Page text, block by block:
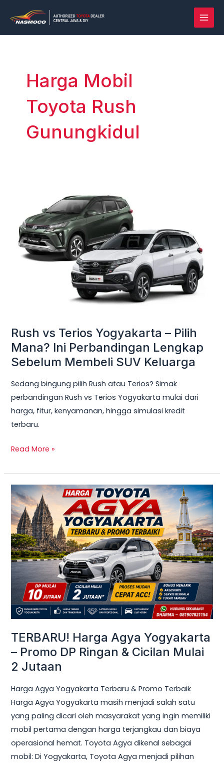
konten
Harga Mobil
Toyota Rush
Gunungkidul
Rush vs Terios Yogyakarta – Pilih
Mana? Ini Perbandingan Lengkap
Sebelum Membeli SUV Keluarga
Sedang bingung pilih Rush atau Terios? Simak
perbandingan Rush vs Terios Yogyakarta mulai dari
harga, fitur, kenyamanan, hingga simulasi kredit
terbaru.
Yogyakarta
Pilih
Membeli
SUV
Keluarga
Read More »
TERBARU! Harga Agya Yogyakarta
– Promo DP Ringan & Cicilan Mulai
2 Jutaan
Harga Agya Yogyakarta Terbaru & Promo Terbaik
Harga Agya Yogyakarta masih menjadi salah satu
yang paling dicari oleh masyarakat yang ingin memiliki
mobil pertama dengan harga terjangkau dan biaya
operasional hemat. Toyota Agya dikenal sebagai
mobil: Di Yogyakarta, Toyota Agya menjadi pilihan
TERBARU!
Harga
Agya
Yogyakarta
–
Promo
DP
Ringan
Cicilan
2
Jutaan
pagination